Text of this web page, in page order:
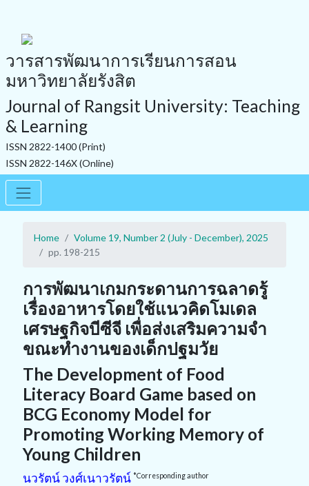
วารสารพัฒนาการเรียนการสอน
มหาวิทยาลัยรังสิต
Journal of Rangsit University: Teaching
& Learning
ISSN 2822-1400 (Print)
ISSN 2822-146X (Online)
Home
Volume 19, Number 2 (July - December), 2025
pp. 198-215
การพัฒนาเกมกระดานการฉลาดรู้
เรื่องอาหารโดยใช้แนวคิดโมเดล
เศรษฐกิจบีซีจี เพื่อส่งเสริมความจำ
ขณะทำงานของเด็กปฐมวัย
The Development of Food
Literacy Board Game based on
BCG Economy Model for
Promoting Working Memory of
Young Children
นวรัตน์ วงศ์เนาวรัตน์ *Corresponding author